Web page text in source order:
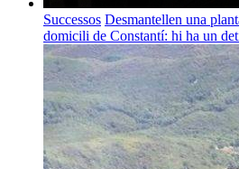
Successos Desmantellen una
domicili de Constantí: hi ha un